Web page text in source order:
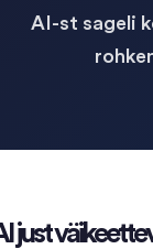
AI-st sageli
just